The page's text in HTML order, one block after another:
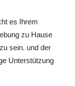
es Ihrem
zu Hause
sein. und der
Unterstützung